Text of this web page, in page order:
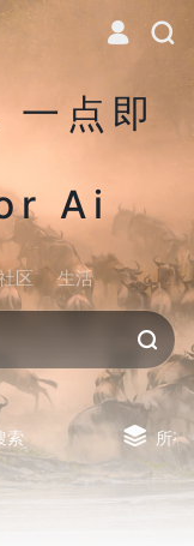
点即
Ai
区 生活
索 所有